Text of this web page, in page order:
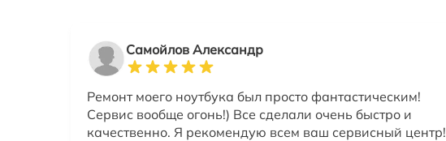
Самойлов Александр
Ремонт моего ноутбука был просто фантастическим!
Сервис вообще огонь!) Все сделали очень быстро и
качественно. Я рекомендую всем ваш сервисный центр!